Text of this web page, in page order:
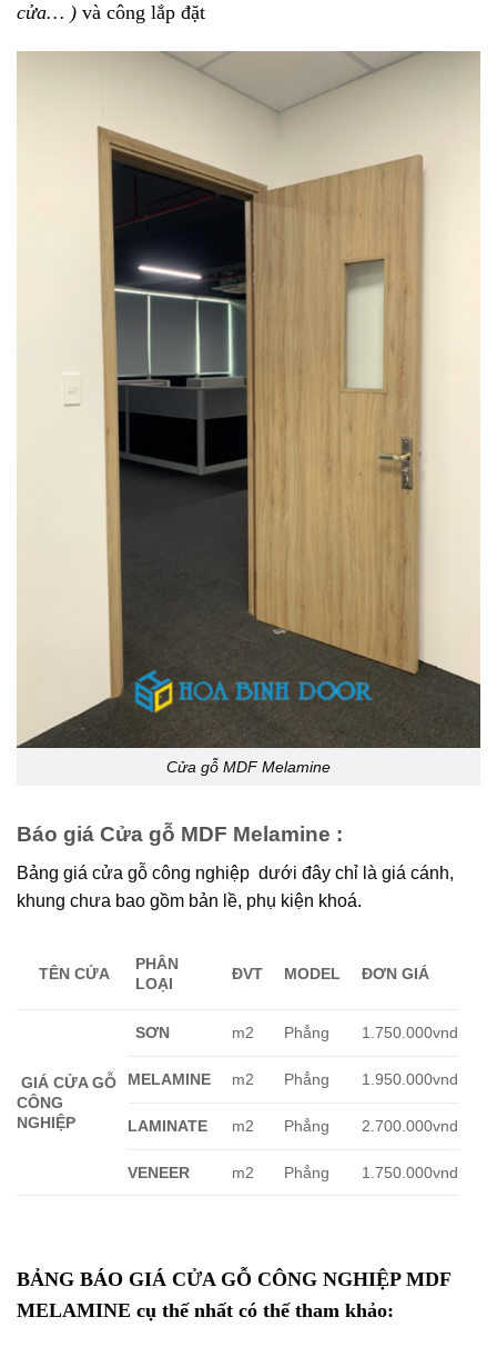
cửa… ) và công lắp đặt
Cửa gỗ MDF Melamine
Báo giá Cửa gỗ MDF Melamine :
Bảng giá cửa gỗ công nghiệp dưới đây chỉ là giá cánh,
khung chưa bao gồm bản lề, phụ kiện khoá.
TÊN CỬA
PHÂN
LOẠI
ĐVT MODEL ĐƠN GIÁ
GIÁ CỬA GỖ
CÔNG
NGHIỆP
SƠN m2 Phẳng 1.750.000vnd
MELAMINE m2 Phẳng 1.950.000vnd
LAMINATE m2 Phẳng 2.700.000vnd
VENEER m2 Phẳng 1.750.000vnd
BẢNG BÁO GIÁ CỬA GỖ CÔNG NGHIỆP MDF
MELAMINE cụ thế nhất có thế tham khảo: